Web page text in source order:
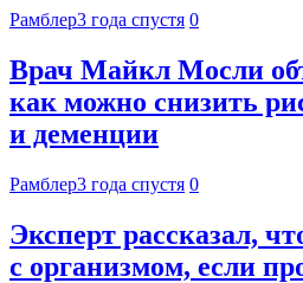
Рамблер3 года спустя 0
Врач Майкл Мосли
как можно снизить
и деменции
Рамблер3 года спустя 0
Эксперт рассказал,
с организмом, если